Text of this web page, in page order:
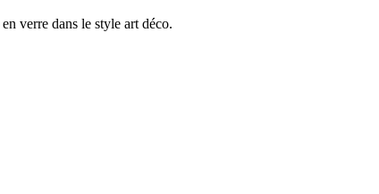
verre dans le style art déco.